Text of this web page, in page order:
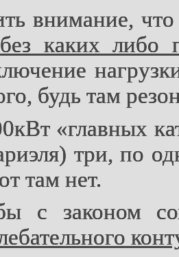
внимание,
каких либо
будь там
«главных
три, по
там нет.
с законом